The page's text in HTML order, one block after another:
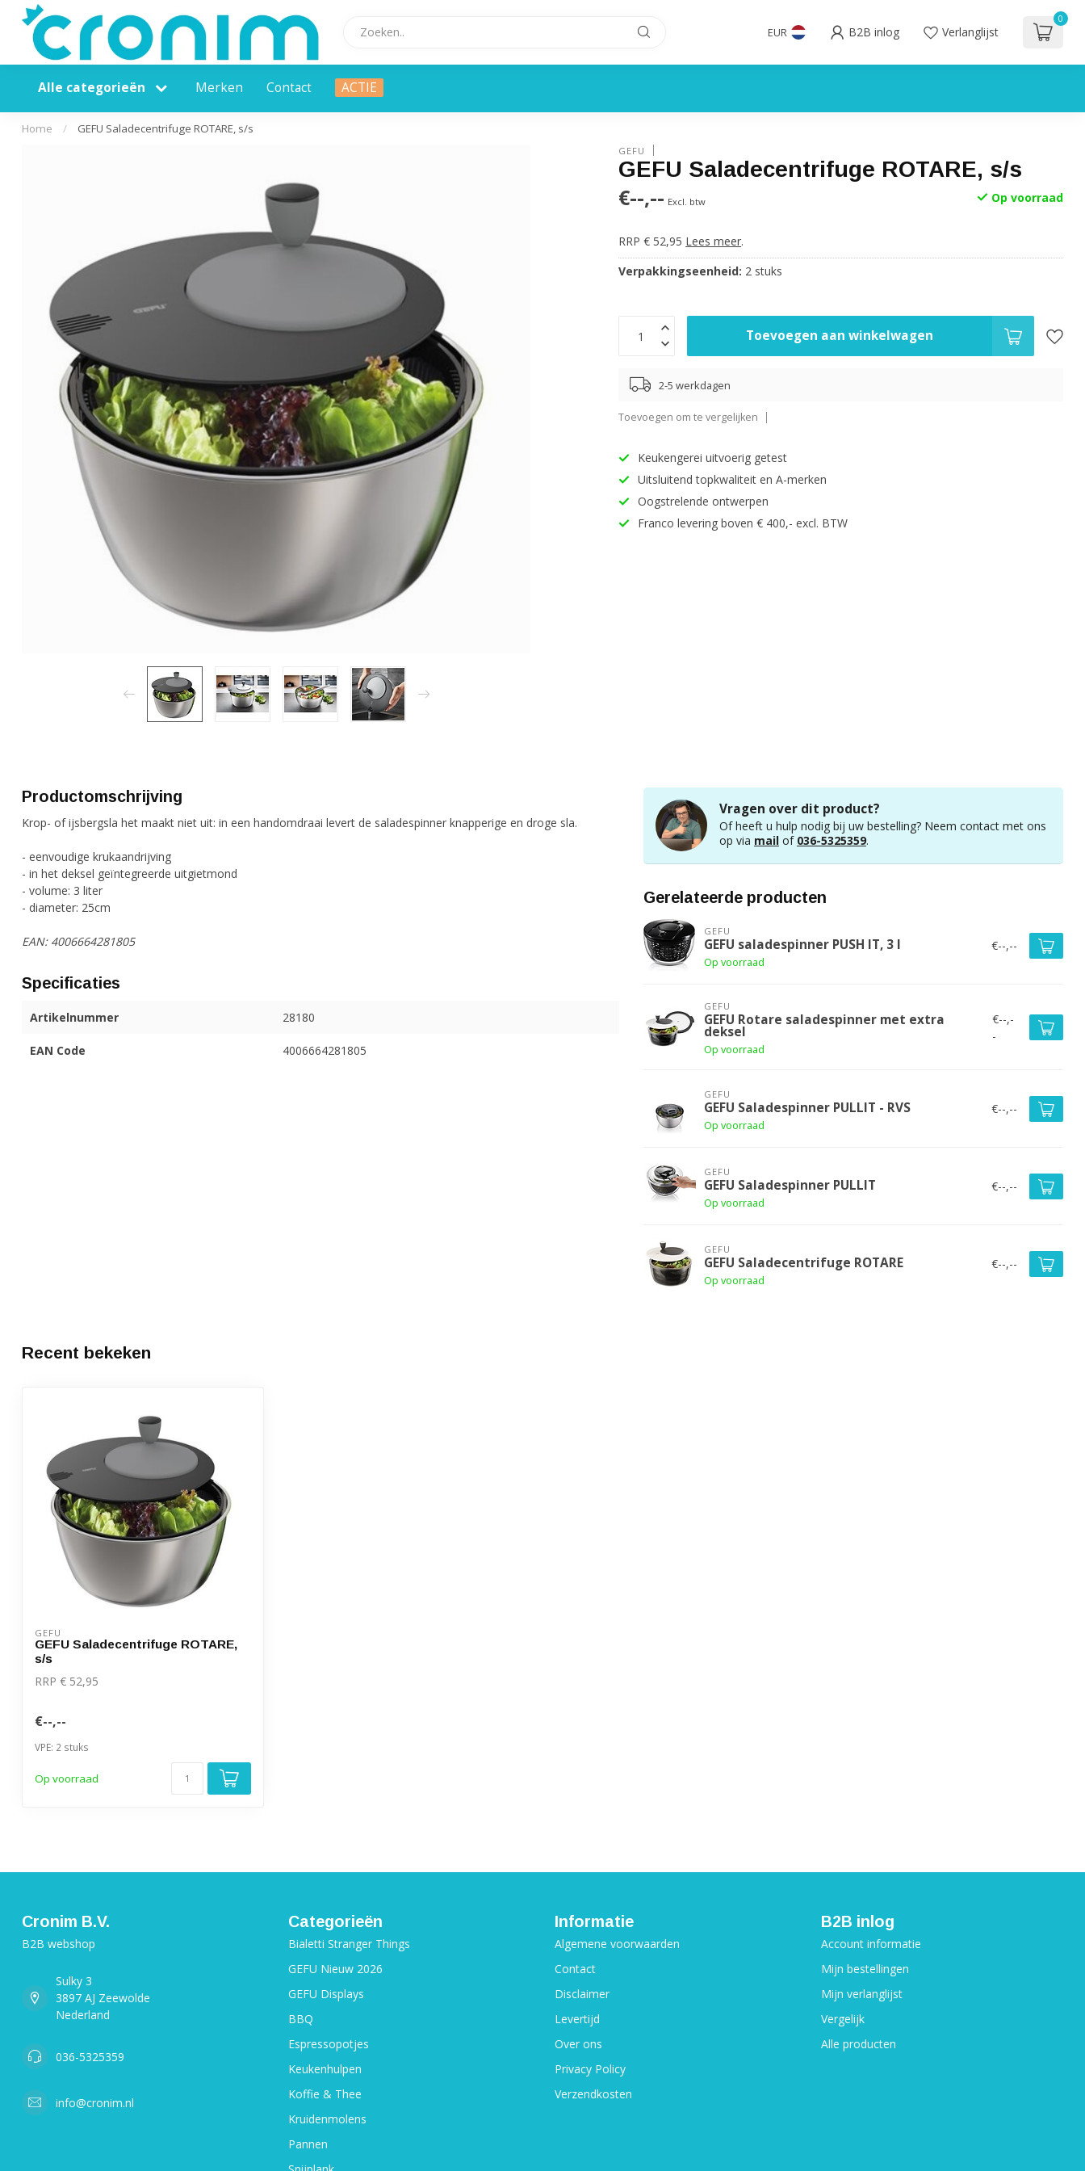
EUR B2B inlog Verlanglijst
0
Alle categorieën Merken Contact ACTIE
Home / GEFU Saladecentrifuge ROTARE, s/s
GEFU
GEFU Saladecentrifuge ROTARE, s/s
€--,-- Excl. btw Op voorraad
RRP € 52,95 Lees meer.
Verpakkingseenheid: 2 stuks
Toevoegen aan winkelwagen
2-5 werkdagen
Toevoegen om te vergelijken
Keukengerei uitvoerig getest
Uitsluitend topkwaliteit en A-merken
Oogstrelende ontwerpen
Franco levering boven € 400,- excl. BTW
Productomschrijving
Krop- of ijsbergsla het maakt niet uit: in een handomdraai levert de saladespinner knapperige en droge sla.
- eenvoudige krukaandrijving
- in het deksel geïntegreerde uitgietmond
- volume: 3 liter
- diameter: 25cm
EAN: 4006664281805
Specificaties
Artikelnummer 28180
EAN Code 4006664281805
Vragen over dit product?
Of heeft u hulp nodig bij uw bestelling? Neem contact met ons
op via mail of 036-5325359.
Gerelateerde producten
GEFU
GEFU saladespinner PUSH IT, 3 l
Op voorraad
€--,--
GEFU
GEFU Rotare saladespinner met extra
deksel
Op voorraad
€--,-
-
GEFU
GEFU Saladespinner PULLIT - RVS
Op voorraad
€--,--
GEFU
GEFU Saladespinner PULLIT
Op voorraad
€--,--
GEFU
GEFU Saladecentrifuge ROTARE
Op voorraad
€--,--
Recent bekeken
GEFU
GEFU Saladecentrifuge ROTARE,
s/s
RRP € 52,95
€--,--
VPE: 2 stuks
Op voorraad
Cronim B.V.
B2B webshop
Sulky 3
3897 AJ Zeewolde
Nederland
036-5325359
info@cronim.nl
Categorieën
Bialetti Stranger Things
GEFU Nieuw 2026
GEFU Displays
BBQ
Espressopotjes
Keukenhulpen
Koffie & Thee
Kruidenmolens
Pannen
Informatie
Algemene voorwaarden
Contact
Disclaimer
Levertijd
Over ons
Privacy Policy
Verzendkosten
B2B inlog
Account informatie
Mijn bestellingen
Mijn verlanglijst
Vergelijk
Alle producten